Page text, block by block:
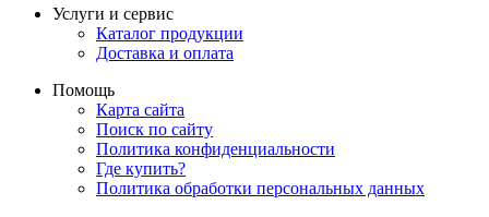
Услуги и сервис
Каталог продукции
Доставка и оплата
Помощь
Карта сайта
Поиск по сайту
Политика конфиденциальности
Где купить?
Политика обработки персональных данных